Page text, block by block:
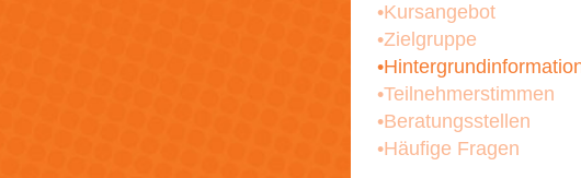
Kursangebot
Zielgruppe
Teilnehmerstimmen
Beratungsstellen
Häufige Fragen